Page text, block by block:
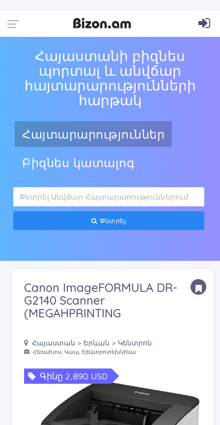
Հայաստանի բիզնես
պորտալ և անվճար
հայտարարությունների
հարթակ
Հայտարարություններ
Բիզնես կատալոգ
Փնտրել
Canon ImageFORMULA DR-
G2140 Scanner
(MEGAHPRINTING
Հայաստան > Երևան > Կենտրոն
Հեռախոս, Կապ, Էլեկտրոտեխնիկա
Գինը 2,890 USD